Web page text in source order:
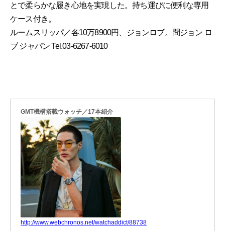
とで柔らかな履き心地を実現した。持ち運びに便利な専用
ケース付き。
ルームスリッパ／各10万8900円、ジョンロブ。問ジョン ロ
ブ ジャパン Tel.03-6267-6010
GMT機構搭載ウォッチ／17本紹介
http://www.webchronos.net/watchaddict/88738